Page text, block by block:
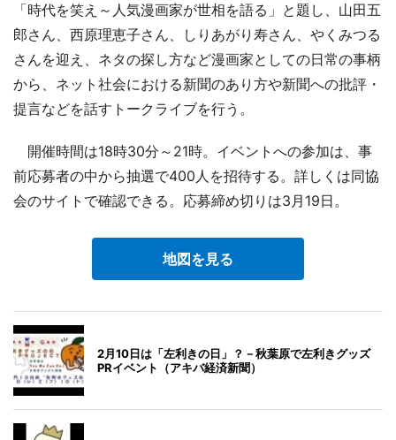
「時代を笑え～人気漫画家が世相を語る」と題し、山田五
郎さん、西原理恵子さん、しりあがり寿さん、やくみつる
さんを迎え、ネタの探し方など漫画家としての日常の事柄
から、ネット社会における新聞のあり方や新聞への批評・
提言などを話すトークライブを行う。
開催時間は18時30分～21時。イベントへの参加は、事
前応募者の中から抽選で400人を招待する。詳しくは同協
会のサイトで確認できる。応募締め切りは3月19日。
地図を見る
2月10日は「左利きの日」？－秋葉原で左利きグッズ
PRイベント（アキバ経済新聞）